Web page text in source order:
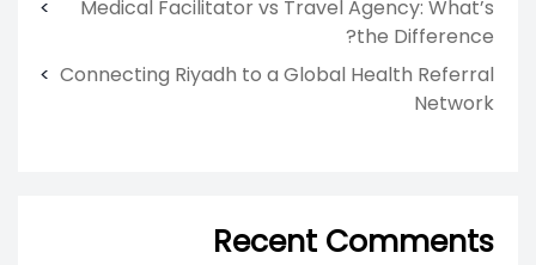
Medical Facilitator vs Travel Agency: What’s
the Difference?
Connecting Riyadh to a Global Health Referral
Network
Recent Comments